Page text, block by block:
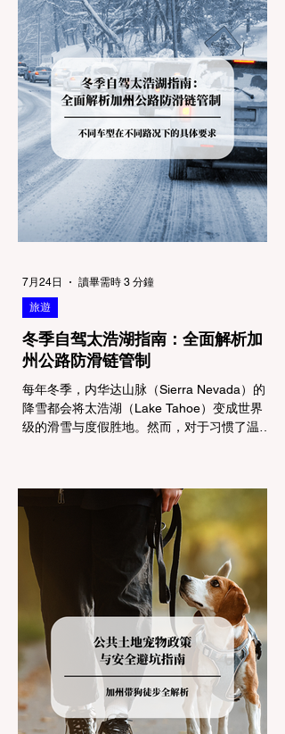
冬季自驾太浩湖指南：全面解析加
州公路防滑链管制
每年冬季，内华达山脉（Sierra Nevada）的
降雪都会将太浩湖（Lake Tahoe）变成世界
级的滑雪与度假胜地。然而，对于习惯了温暖
(Chain Controls)。 不了解这些规定，不仅可
能面临高额罚单或被公路巡警（CHP）劝
返，更可能在冰雪路面上引发严重的安全事
故。本文将为您系统解析加州的防滑链政策，
帮助您明确自己的车型在不同路况下的具体要
求，并为出行做好充足准备。 一、 核心概
念：看懂加州 R1, R2, R3 管制级别 当恶劣天
气来袭，加州交通局会在公路上启动防滑链管
制，并通过电子路牌指示当前的管制级别。加
州采用三个递进的级别（R1至R3）来规范通
行车辆： R1 管制 (Requirement 1) 规定内
容： 所有车辆必须安装防滑链。 豁免条件：
乘用车（Passenger Vehicles）、轻型卡车
旅遊
7月24日 讀畢需時 3 分鐘